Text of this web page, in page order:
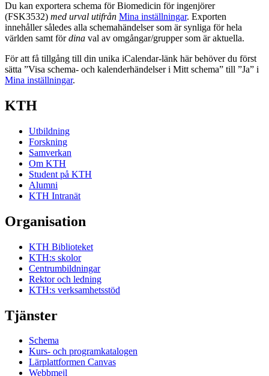
Du kan exportera schema för Biomedicin för ingenjörer
(FSK3532) med urval utifrån Mina inställningar. Exporten
innehåller således alla schemahändelser som är synliga för hela
världen samt fördina val av omgångar/grupper som är aktuella.
För att få tillgång till din unika iCalendar-länk här behöver du först
sätta ”Visa schema- och kalenderhändelser i Mitt schema” till ”Ja” i
Mina inställningar.
KTH
Utbildning
Forskning
Samverkan
Om KTH
Student på KTH
Alumni
KTH Intranät
Organisation
KTH Biblioteket
KTH:s skolor
Centrumbildningar
Rektor och ledning
KTH:s verksamhetsstöd
Tjänster
Schema
Kurs- och programkatalogen
Lärplattformen Canvas
Webbmejl